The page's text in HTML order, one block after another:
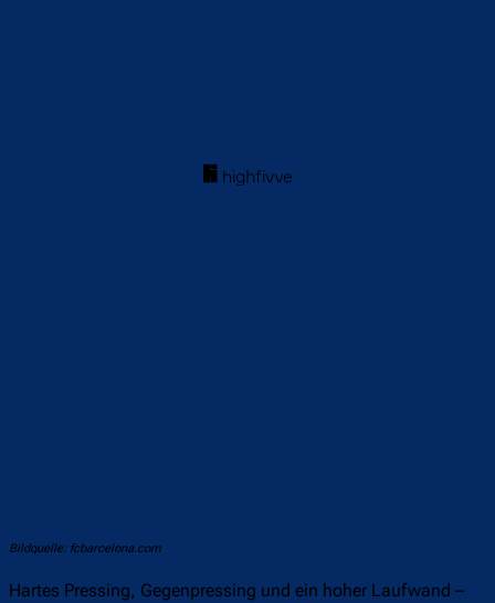
Bildquelle: fcbarcelona.com
Hartes Pressing, Gegenpressing und ein hoher Laufwand –